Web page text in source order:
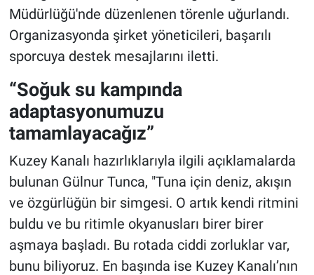
Müdürlüğü'nde düzenlenen törenle uğurlandı.
Organizasyonda şirket yöneticileri, başarılı
sporcuya destek mesajlarını iletti.
“Soğuk su kampında
adaptasyonumuzu
tamamlayacağız”
Kuzey Kanalı hazırlıklarıyla ilgili açıklamalarda
bulunan Gülnur Tunca, "Tuna için deniz, akışın
ve özgürlüğün bir simgesi. O artık kendi ritmini
buldu ve bu ritimle okyanusları birer birer
aşmaya başladı. Bu rotada ciddi zorluklar var,
bunu biliyoruz. En başında ise Kuzey Kanalı’nın